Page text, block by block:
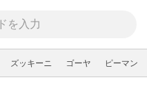
ズッキーニ ゴーヤ ピーマン